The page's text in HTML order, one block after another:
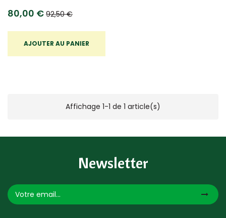
80,00 € 92,50 €
AJOUTER AU PANIER
Affichage 1-1 de 1 article(s)
Newsletter